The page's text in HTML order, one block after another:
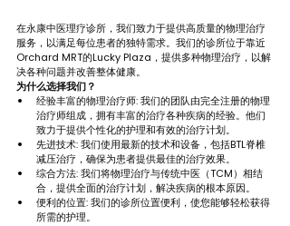
在永康中医理疗诊所，我们致力于提供高质量的物理治疗
服务，以满足每位患者的独特需求。我们的诊所位于靠近
Orchard MRT的Lucky Plaza，提供多种物理治疗，以解
决各种问题并改善整体健康。
为什么选择我们？
经验丰富的物理治疗师: 我们的团队由完全注册的物理
治疗师组成，拥有丰富的治疗各种疾病的经验。他们
致力于提供个性化的护理和有效的治疗计划。
先进技术: 我们使用最新的技术和设备，包括BTL脊椎
减压治疗，确保为患者提供最佳的治疗效果。
综合方法: 我们将物理治疗与传统中医（TCM）相结
合，提供全面的治疗计划，解决疾病的根本原因。
便利的位置: 我们的诊所位置便利，使您能够轻松获得
所需的护理。